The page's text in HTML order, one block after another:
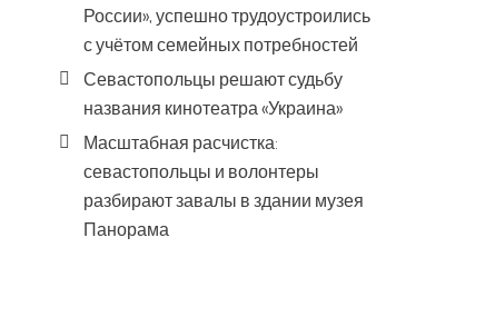
России», успешно трудоустроились
с учётом семейных потребностей
Севастопольцы решают судьбу
названия кинотеатра «Украина»
Масштабная расчистка:
севастопольцы и волонтеры
разбирают завалы в здании музея
Панорама